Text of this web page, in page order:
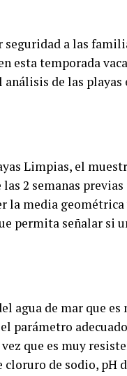
a las
esta temporada
de las
Limpias, el
2 semanas
la media
permita señalar si
agua de mar que
parámetro
que es muy
de sodio, pH